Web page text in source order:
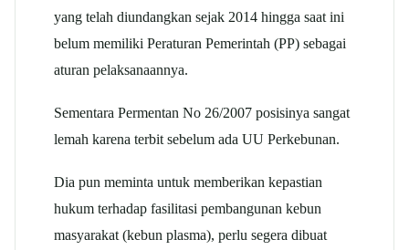
yang telah diundangkan sejak 2014 hingga saat ini
belum memiliki Peraturan Pemerintah (PP) sebagai
aturan pelaksanaannya.
Sementara Permentan No 26/2007 posisinya sangat
lemah karena terbit sebelum ada UU Perkebunan.
Dia pun meminta untuk memberikan kepastian
hukum terhadap fasilitasi pembangunan kebun
masyarakat (kebun plasma), perlu segera dibuat